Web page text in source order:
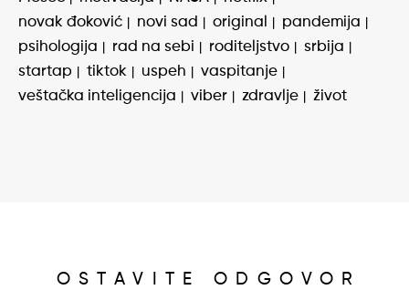
novak đoković
novi sad original
pandemija
psihologija
rad na sebi roditeljstvo
srbija
startap
tiktok uspeh
vaspitanje
veštačka inteligencija
viber zdravlje život
OSTAVITE ODGOVOR